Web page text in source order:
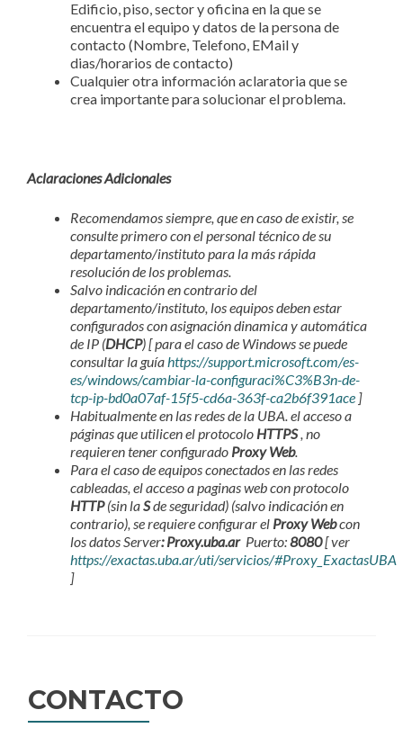
Edificio, piso, sector y oficina en la que se
encuentra el equipo y datos de la persona de
contacto (Nombre, Telefono, EMail y
dias/horarios de contacto)
Cualquier otra información aclaratoria que se
crea importante para solucionar el problema.
Aclaraciones Adicionales
Recomendamos siempre, que en caso de existir, se
consulte primero con el personal técnico de su
departamento/instituto para la más rápida
resolución de los problemas.
Salvo indicación en contrario del
departamento/instituto, los equipos deben estar
configurados con asignación dinamica y automática
de IP (DHCP) [ para el caso de Windows se puede
consultar la guíahttps://support.microsoft.com/es-
es/windows/cambiar-la-configuraci%C3%B3n-de-
tcp-ip-bd0a07af-15f5-cd6a-363f-ca2b6f391ace ]
Habitualmente en las redes de la UBA. el acceso a
páginas que utilicen el protocolo HTTPS, no
requieren tener configurado Proxy Web.
Para el caso de equipos conectados en las redes
cableadas, el acceso a paginas web con protocolo
HTTP(sin laSde seguridad) (salvo indicación en
contrario), se requiere configurar el Proxy Webcon
los datos Server: Proxy.uba.ar Puerto:8080[ ver
https://exactas.uba.ar/uti/servicios/#Proxy_ExactasUBA
]
CONTACTO